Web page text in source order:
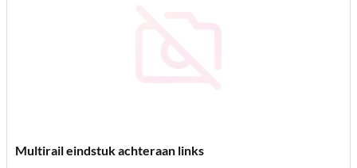
Multirail eindstuk achteraan links